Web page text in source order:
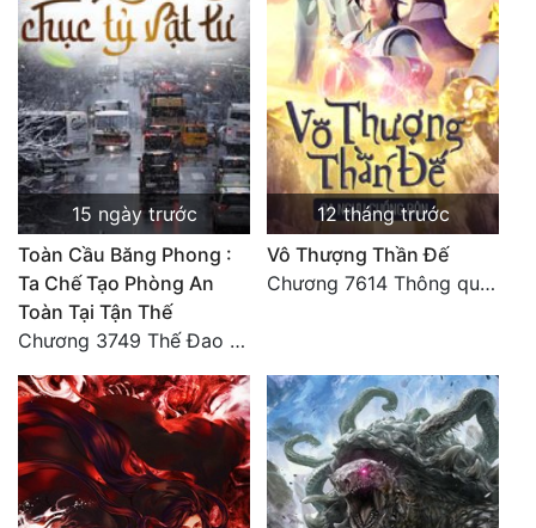
15 ngày trước
Toàn Cầu Băng Phong :
Ta Chế Tạo Phòng An
Toàn Tại Tận Thế
Chương 3749 Thế Đao xuất kích
12 tháng trước
Vô Thượng Thần Đế
Chương 7614 Thông quan ban thưởng, Ngục Hải Yên Thần Quang